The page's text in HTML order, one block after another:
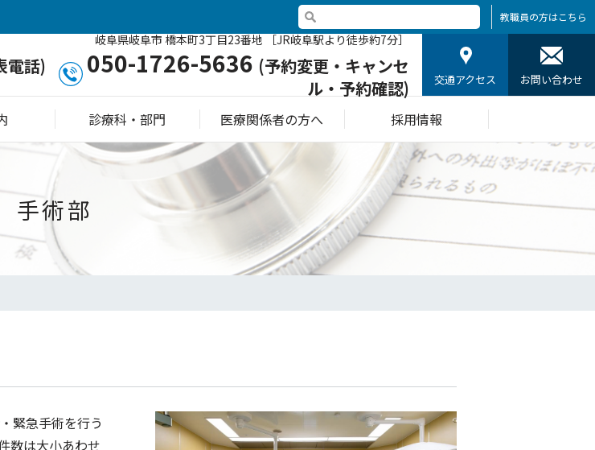
教職員の方はこちら
岐阜県岐阜市 橋本町3丁目23番地 ［JR岐阜駅より徒歩約7分］
電話) 050-1726-5636 (予約変更・キャンセ
ル・予約確認)
交通アクセス お問い合わせ
診療科・部門 医療関係者の方へ 採用情報
手術部
緊急手術を行う
数は大小あわせ